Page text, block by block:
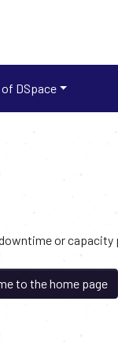
of DSpace
or capacity
to the home page